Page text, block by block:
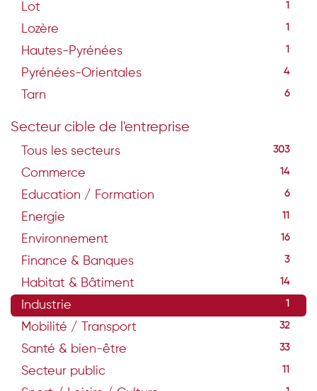
Lot 1
Lozère 1
Hautes-Pyrénées 1
Pyrénées-Orientales 4
Tarn 6
Secteur cible de l'entreprise
Tous les secteurs 303
Commerce 14
Education / Formation 6
Energie 11
Environnement 16
Finance & Banques 3
Habitat & Bâtiment 14
Industrie 1
Mobilité / Transport 32
Santé & bien-être 33
Secteur public 11